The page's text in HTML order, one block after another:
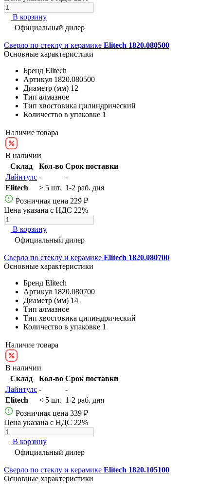
В корзину
Официальный дилер
Сверло по стеклу и керамике Elitech 1820.080500
Основные характеристики
Бренд Elitech
Артикул 1820.080500
Диаметр (мм) 12
Тип алмазное
Тип хвостовика цилиндрический
Количество в упаковке 1
Наличие товара
В наличии
Склад
Кол-во Срок поставки
Лайнтулс -
-
Elitech
> 5 шт. 1-2 раб. дня
Розничная цена 229 ₽
Цена указана с НДС 22%
В корзину
Официальный дилер
Сверло по стеклу и керамике Elitech 1820.080700
Основные характеристики
Бренд Elitech
Артикул 1820.080700
Диаметр (мм) 14
Тип алмазное
Тип хвостовика цилиндрический
Количество в упаковке 1
Наличие товара
В наличии
Склад
Кол-во Срок поставки
Лайнтулс -
-
Elitech
< 5 шт. 1-2 раб. дня
Розничная цена 339 ₽
Цена указана с НДС 22%
В корзину
Официальный дилер
Сверло по стеклу и керамике Elitech 1820.105100
Основные характеристики